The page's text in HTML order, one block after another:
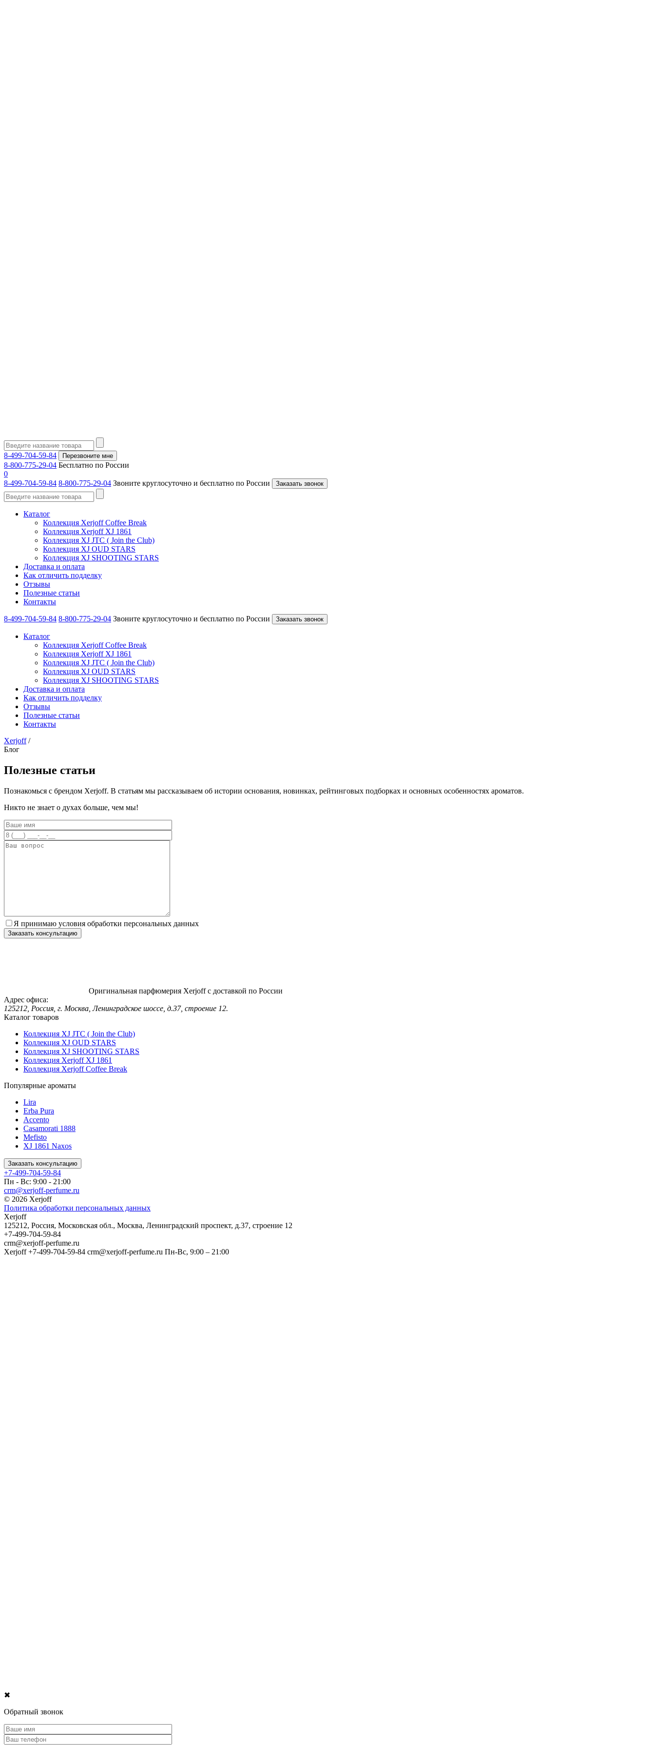
8-499-704-59-84 Перезвоните мне
8-800-775-29-04 Бесплатно по России
0
8-499-704-59-84 8-800-775-29-04 Звоните круглосуточно и бесплатно по России Заказать звонок
Каталог
Коллекция Xerjoff Coffee Break
Коллекция Xerjoff XJ 1861
Коллекция XJ JTC ( Join the Club)
Коллекция XJ OUD STARS
Коллекция XJ SHOOTING STARS
Доставка и оплата
Как отличить подделку
Отзывы
Полезные статьи
Контакты
8-499-704-59-84 8-800-775-29-04 Звоните круглосуточно и бесплатно по России Заказать звонок
Каталог
Коллекция Xerjoff Coffee Break
Коллекция Xerjoff XJ 1861
Коллекция XJ JTC ( Join the Club)
Коллекция XJ OUD STARS
Коллекция XJ SHOOTING STARS
Доставка и оплата
Как отличить подделку
Отзывы
Полезные статьи
Контакты
Xerjoff /
Блог
Полезные статьи
Познакомься с брендом Xerjoff. В статьям мы рассказываем об истории основания, новинках, рейтинговых подборках и основных особенностях ароматов.
Никто не знает о духах больше, чем мы!
Я принимаю условия обработки персональных данных
Оригинальная парфюмерия Xerjoff с доставкой по России
Адрес офиса:
125212, Россия, г. Москва, Ленинградское шоссе, д.37, строение 12.
Каталог товаров
Коллекция XJ JTC ( Join the Club)
Коллекция XJ OUD STARS
Коллекция XJ SHOOTING STARS
Коллекция Xerjoff XJ 1861
Коллекция Xerjoff Coffee Break
Популярные ароматы
Lira
Erba Pura
Accento
Casamorati 1888
Mefisto
XJ 1861 Naxos
Заказать консультацию
+7-499-704-59-84
Пн - Вс: 9:00 - 21:00
crm@xerjoff-perfume.ru
© 2026 Xerjoff
Политика обработки персональных данных
Xerjoff
125212, Россия, Московская обл., Москва, Ленинградский проспект, д.37, строение 12
+7-499-704-59-84
crm@xerjoff-perfume.ru
Xerjoff +7-499-704-59-84 crm@xerjoff-perfume.ru Пн-Вс, 9:00 – 21:00
✖
Обратный звонок